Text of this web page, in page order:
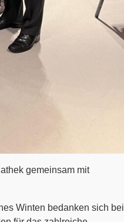
gemeinsam mit
Winten bedanken sich bei